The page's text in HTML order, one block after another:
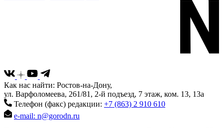
Как нас найти: Ростов-на-Дону,
ул. Варфоломеева, 261/81, 2-й подъезд, 7 этаж, ком. 13, 13а
Телефон (факс) редакции: +7 (863) 2 910 610
e-mail: n@gorodn.ru